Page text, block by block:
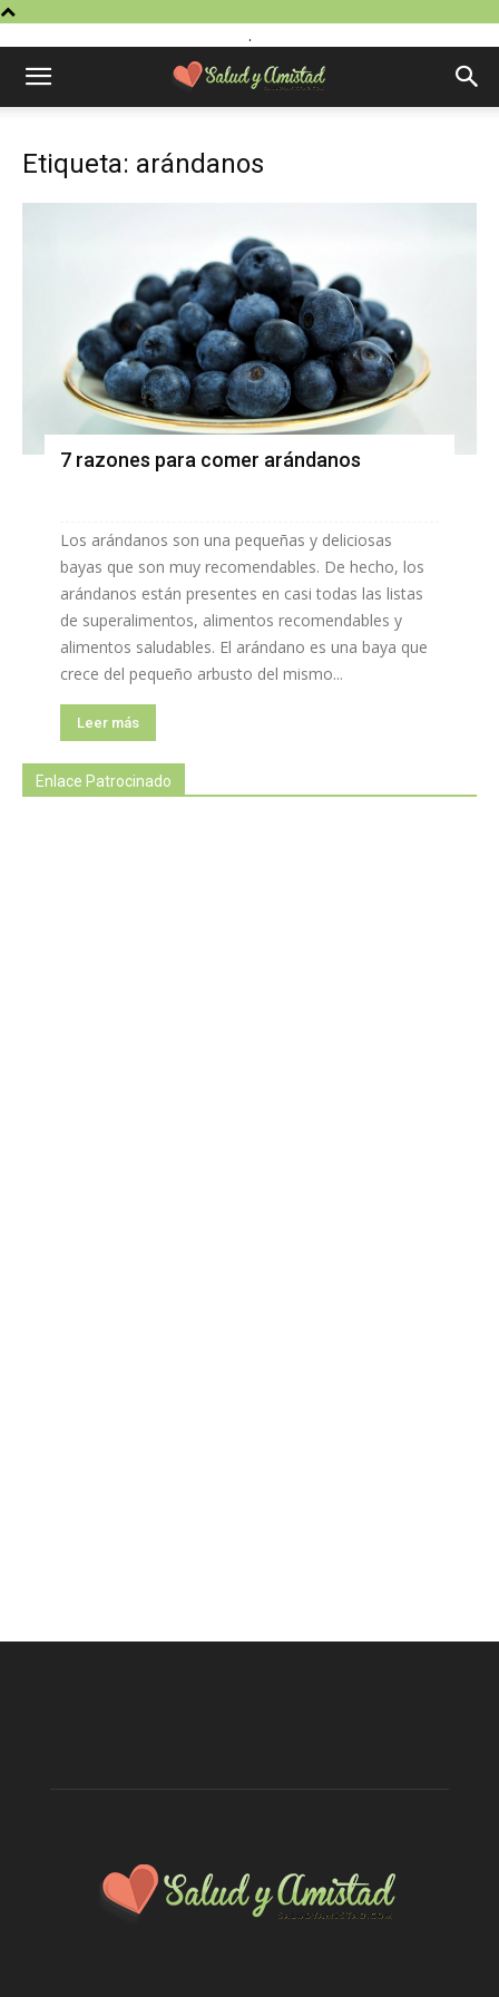
.
Etiqueta: arándanos
7 razones para comer arándanos
Los arándanos son una pequeñas y deliciosas
bayas que son muy recomendables. De hecho, los
arándanos están presentes en casi todas las listas
de superalimentos, alimentos recomendables y
alimentos saludables. El arándano es una baya que
crece del pequeño arbusto del mismo...
Leer más
Enlace Patrocinado